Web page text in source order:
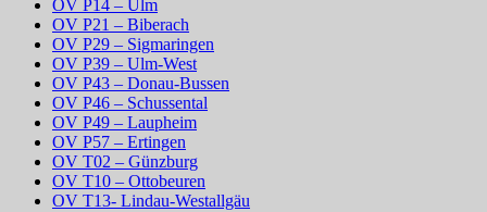
OV P14 – Ulm
OV P21 – Biberach
OV P29 – Sigmaringen
OV P39 – Ulm-West
OV P43 – Donau-Bussen
OV P46 – Schussental
OV P49 – Laupheim
OV P57 – Ertingen
OV T02 – Günzburg
OV T10 – Ottobeuren
OV T13- Lindau-Westallgäu